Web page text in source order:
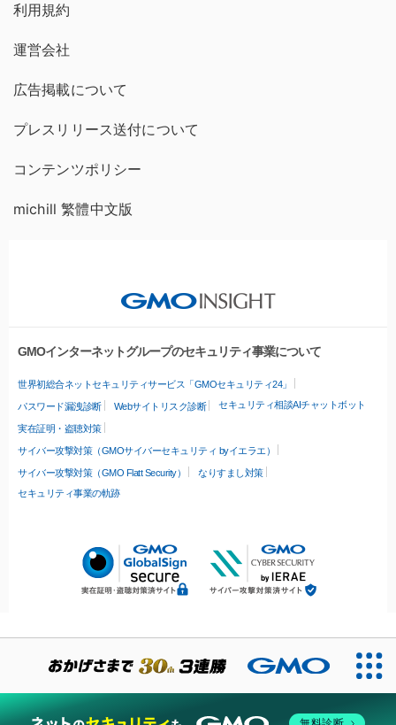
利用規約
運営会社
広告掲載について
プレスリリース送付について
コンテンツポリシー
michill 繁體中文版
GMOインターネットグループのセキュリティ事業について
世界初総合ネットセキュリティサービス「GMOセキュリティ24」
パスワード漏洩診断 Webサイトリスク診断 セキュリティ相談AIチャットボット
実在証明・盗聴対策
サイバー攻撃対策（GMOサイバーセキュリティ byイエラエ）
サイバー攻撃対策（GMO Flatt Security）
なりすまし対策
セキュリティ事業の軌跡